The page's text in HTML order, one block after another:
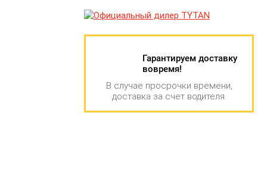
Гарантируем доставку
вовремя!
В случае просрочки времени,
доставка за счет водителя.